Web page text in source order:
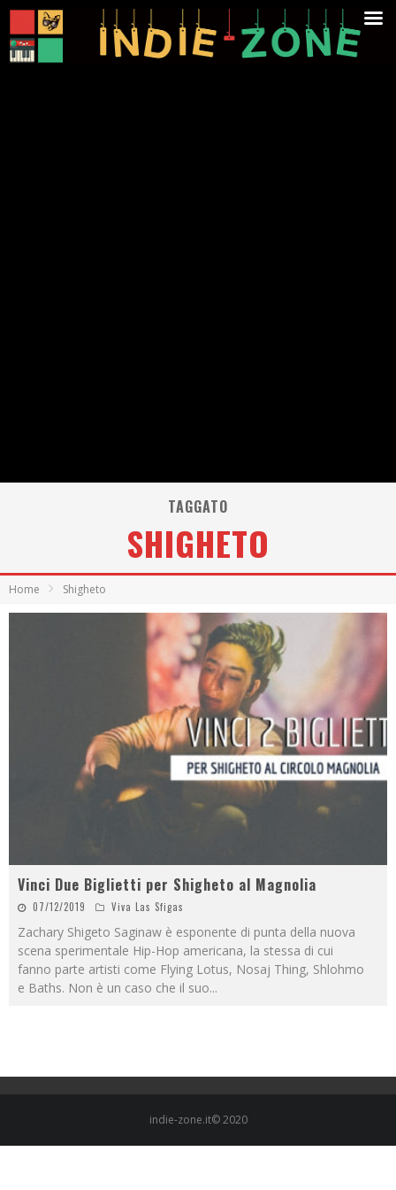
TAGGATO
SHIGHETO
Home Shigheto
Vinci Due Biglietti per Shigheto al Magnolia
07/12/2019 Viva Las Sfigas
Zachary Shigeto Saginaw è esponente di punta della nuova
scena sperimentale Hip-Hop americana, la stessa di cui
fanno parte artisti come Flying Lotus, Nosaj Thing, Shlohmo
e Baths. Non è un caso che il suo...
indie-zone.it© 2020